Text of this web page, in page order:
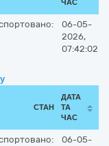
ЧАС
06-05-
2026,
07:42:02
СТАН
ДАТА
ТА
ЧАС
06-05-